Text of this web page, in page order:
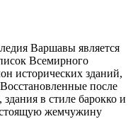
Варшавы является
Всемирного
исторических зданий,
после
в стиле барокко и
жемчужину